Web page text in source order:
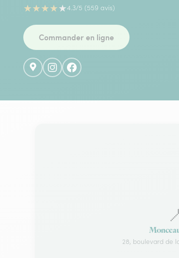
★★★★★4.3/5 (559 avis)
Commander en ligne
28, boulevard de